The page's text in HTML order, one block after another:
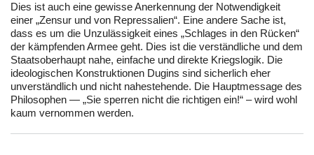
Dies ist auch eine gewisse Anerkennung der Notwendigkeit
einer „Zensur und von Repressalien“. Eine andere Sache ist,
dass es um die Unzulässigkeit eines „Schlages in den Rücken“
der kämpfenden Armee geht. Dies ist die verständliche und dem
Staatsoberhaupt nahe, einfache und direkte Kriegslogik. Die
ideologischen Konstruktionen Dugins sind sicherlich eher
unverständlich und nicht nahestehende. Die Hauptmessage des
Philosophen — „Sie sperren nicht die richtigen ein!“ – wird wohl
kaum vernommen werden.